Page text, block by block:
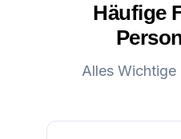
Häufige
Alles Wichtige